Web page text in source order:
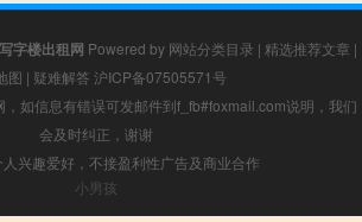
写字楼出租网 Powered by 网站分类目录 | 精选推荐文章 |
图 | 疑难解答 沪ICP备07505571号
如信息有错误可发邮件到f_fb#foxmail.com说明，我们
会及时纠正，谢谢
兴趣爱好，不接盈利性广告及商业合作
小男孩